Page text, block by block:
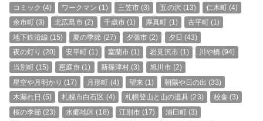
コミック (4) ワークマン (1) 三笠市 (3) 五の沢 (13) 仁木町 (4)
余市町(3) 北広島市 (2) 千歳市(1) 厚真町 (1) 古平町 (1)
地下鉄沿線 (15) 夏の季節 (27) 夕張市 (2) 夕日 (43)
夜の灯り (20) 安平町 (1) 室蘭市(1) 岩見沢市(1) 川や橋 (94)
当別町(15) 恵庭市 (1) 新篠津村(3) 旭川市(2)
星空や月明かり (17) 月形町 (4) 望来 (1) 朝陽や日の出 (33)
木漏れ日 (5) 札幌市白石区 (4) 札幌登山と山の道具 (23) 校舎 (3)
桜の季節 (23) 水郷地区 (18) 江別市 (17) 浦臼町(3)